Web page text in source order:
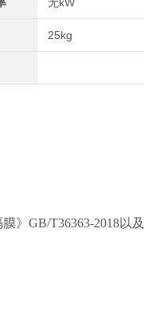
25kg
》GB/T36363-2018以及